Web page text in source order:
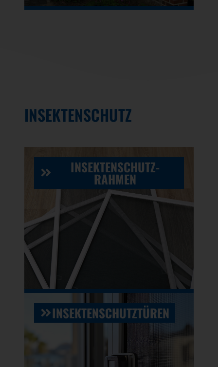
INSEKTENSCHUTZ
INSEKTENSCHUTZ-
RAHMEN
INSEKTENSCHUTZTÜREN